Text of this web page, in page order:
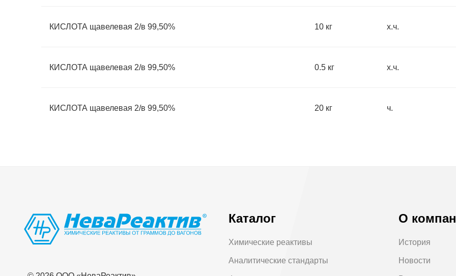
КИСЛОТА щавелевая 2/в 99,50% 10 кг х.ч.
КИСЛОТА щавелевая 2/в 99,50% 0.5 кг х.ч.
КИСЛОТА щавелевая 2/в 99,50% 20 кг ч.
Каталог
Химические реактивы
Аналитические стандарты
О
История
Новости